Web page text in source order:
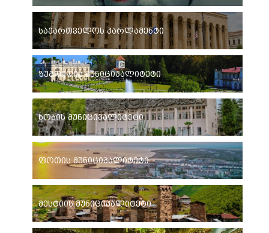
საქართველოს პარლამენტი
ზუგდიდის მუნიციპალიტეტი
ხობის მუნიციპალიტეტი
ფოთის მუნიციპალიტეტი
მესტიის მუნიციპალიტეტი